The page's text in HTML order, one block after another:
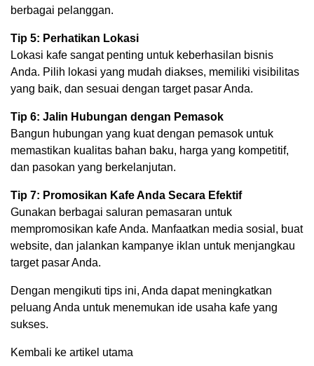
berbagai pelanggan.
Tip 5: Perhatikan Lokasi
Lokasi kafe sangat penting untuk keberhasilan bisnis
Anda. Pilih lokasi yang mudah diakses, memiliki visibilitas
yang baik, dan sesuai dengan target pasar Anda.
Tip 6: Jalin Hubungan dengan Pemasok
Bangun hubungan yang kuat dengan pemasok untuk
memastikan kualitas bahan baku, harga yang kompetitif,
dan pasokan yang berkelanjutan.
Tip 7: Promosikan Kafe Anda Secara Efektif
Gunakan berbagai saluran pemasaran untuk
mempromosikan kafe Anda. Manfaatkan media sosial, buat
website, dan jalankan kampanye iklan untuk menjangkau
target pasar Anda.
Dengan mengikuti tips ini, Anda dapat meningkatkan
peluang Anda untuk menemukan ide usaha kafe yang
sukses.
Kembali ke artikel utama